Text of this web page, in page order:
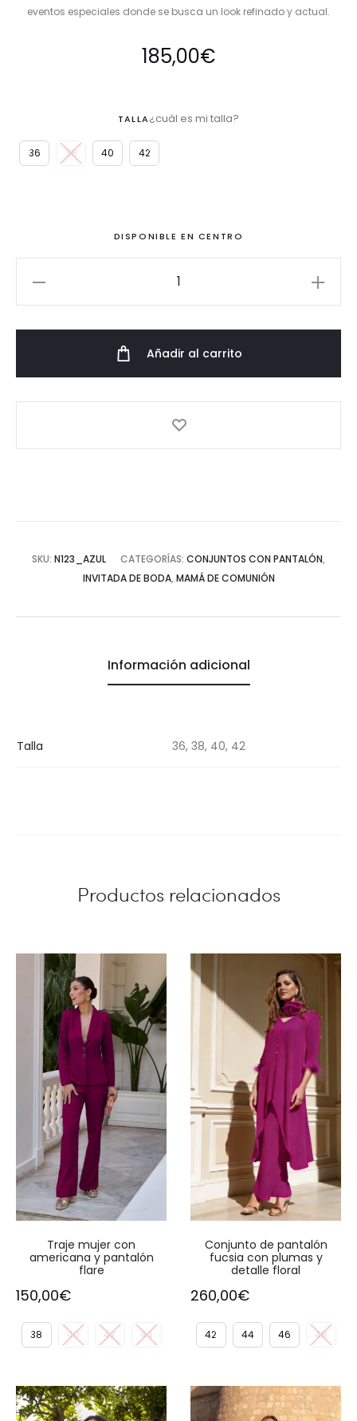
eventos especiales donde se busca un look refinado y actual.
185,00€
TALLA¿cuál es mi talla?
36 38 40 42
DISPONIBLE EN CENTRO
estructurada
Añadir al carrito
SKU: N123_AZUL CATEGORÍAS: CONJUNTOS CON PANTALÓN,
INVITADA DE BODA, MAMÁ DE COMUNIÓN
Información adicional
Talla 36, 38, 40, 42
Productos relacionados
Traje mujer con
americana y pantalón
flare
150,00€
38 40 42 44
Conjunto de pantalón
fucsia con plumas y
detalle floral
260,00€
42 44 46 48